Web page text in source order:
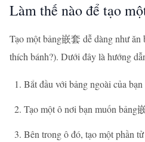
Làm thế nào để tạo
Tạo một bảng嵌套 dễ dàng như ăn
thích bánh?). Dưới đây là hướng
Bắt đầu với bảng ngoài của bạn
Tạo một ô nơi bạn muốn bảng
Bên trong ô đó, tạo một phần tử